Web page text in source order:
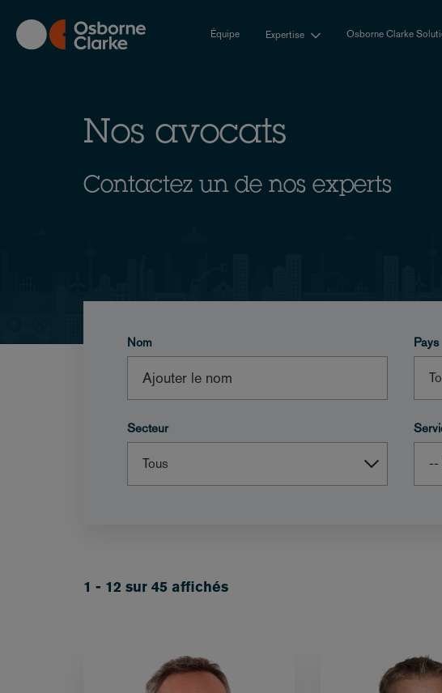
main
content
Équipe Expertise Osborne Clarke
Nos avocats
Contactez un de nos experts
Nom Pays
Secteur
1 - 12 sur 45 affichés